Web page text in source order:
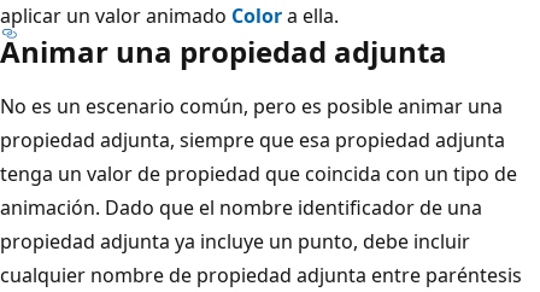
aplicar un valor animado Colora ella.
Animar una propiedad adjunta
No es un escenario común, pero es posible animar una
propiedad adjunta, siempre que esa propiedad adjunta
tenga un valor de propiedad que coincida con un tipo de
animación. Dado que el nombre identificador de una
propiedad adjunta ya incluye un punto, debe incluir
cualquier nombre de propiedad adjunta entre paréntesis